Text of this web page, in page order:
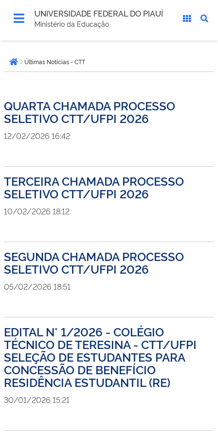
UNIVERSIDADE FEDERAL DO PIAUÍ
Ministério da Educação
está
aqui:Página inicial
Últimas Notícias - CTT
QUARTA CHAMADA PROCESSO
SELETIVO CTT/UFPI 2026
12/02/2026 16:42
TERCEIRA CHAMADA PROCESSO
SELETIVO CTT/UFPI 2026
10/02/2026 18:12
SEGUNDA CHAMADA PROCESSO
SELETIVO CTT/UFPI 2026
05/02/2026 18:51
EDITAL N° 1/2026 - COLÉGIO
TÉCNICO DE TERESINA - CTT/UFPI
SELEÇÃO DE ESTUDANTES PARA
CONCESSÃO DE BENEFÍCIO
RESIDÊNCIA ESTUDANTIL (RE)
30/01/2026 15:21